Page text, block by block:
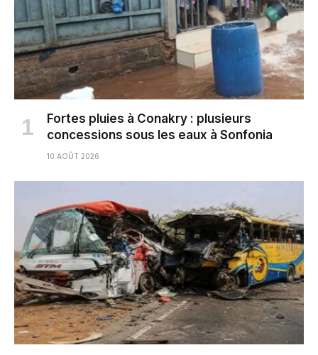
Fortes pluies à Conakry : plusieurs
concessions sous les eaux à Sonfonia
10 AOÛT 2026